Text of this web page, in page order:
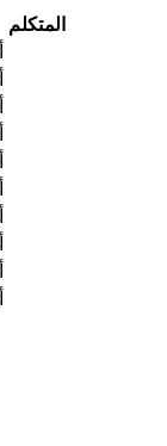
المتكلم